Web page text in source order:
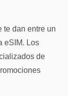
te dan entre un
eSIM. Los
de